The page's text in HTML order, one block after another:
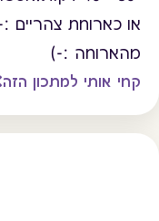
או כארוחת צהריים
מהארוחה :-)
קחי אותי למתכון הזה